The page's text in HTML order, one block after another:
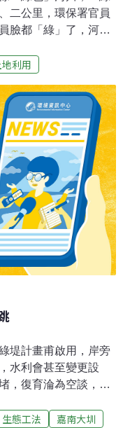
二公里，環保署官員
臉都「綠」了，河川
污水造成河川優養化
藻類快速增生。隨後
與急水溪整治聯繫會
議，可參考國外的經
，並建議台南市政府
推動綠能養豬的方
加強稽查。水土科長
「肥水」太多，河川
地利用
堤計畫甫啟用，岸旁
水利會甚至變更設
，復育淪為空談，相
匯入下游許縣溪，常
生態工法
嘉南大圳